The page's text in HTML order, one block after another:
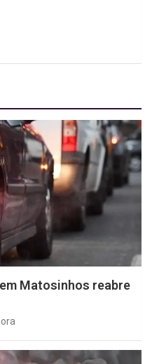
Matosinhos reabre